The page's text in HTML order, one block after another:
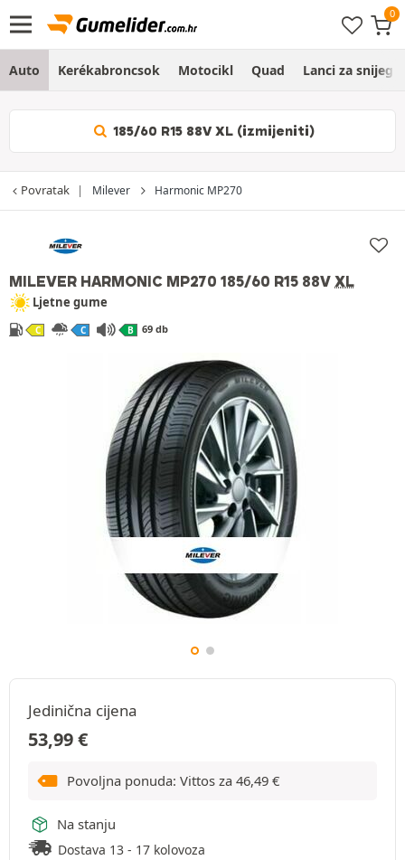
Auto Kerékabroncsok Motocikl Quad Lanci za snijeg
185/60 R15 88V XL (izmijeniti)
Povratak Milever Harmonic MP270
MILEVER HARMONIC MP270 185/60 R15 88V XL
Ljetne gume
C C B 69 db
Jedinična cijena
53,99€
Povoljna ponuda: Vittos za 46,49 €
Na stanju
Dostava 13 - 17 kolovoza